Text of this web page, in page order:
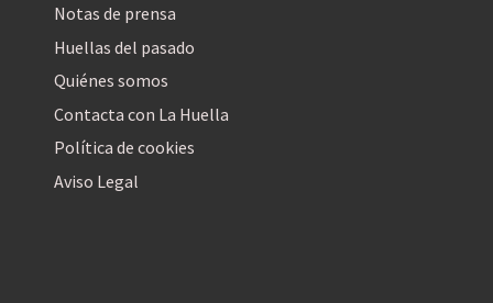
Notas de prensa
Huellas del pasado
Quiénes somos
Contacta con La Huella
Política de cookies
Aviso Legal